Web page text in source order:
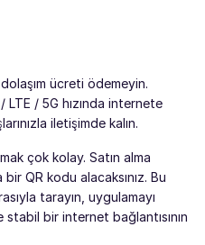
ücreti ödemeyin.
LTE / 5G hızında internete
iletişimde kalın.
çok kolay. Satın alma
QR kodu alacaksınız. Bu
tarayın, uygulamayı
stabil bir internet bağlantısının